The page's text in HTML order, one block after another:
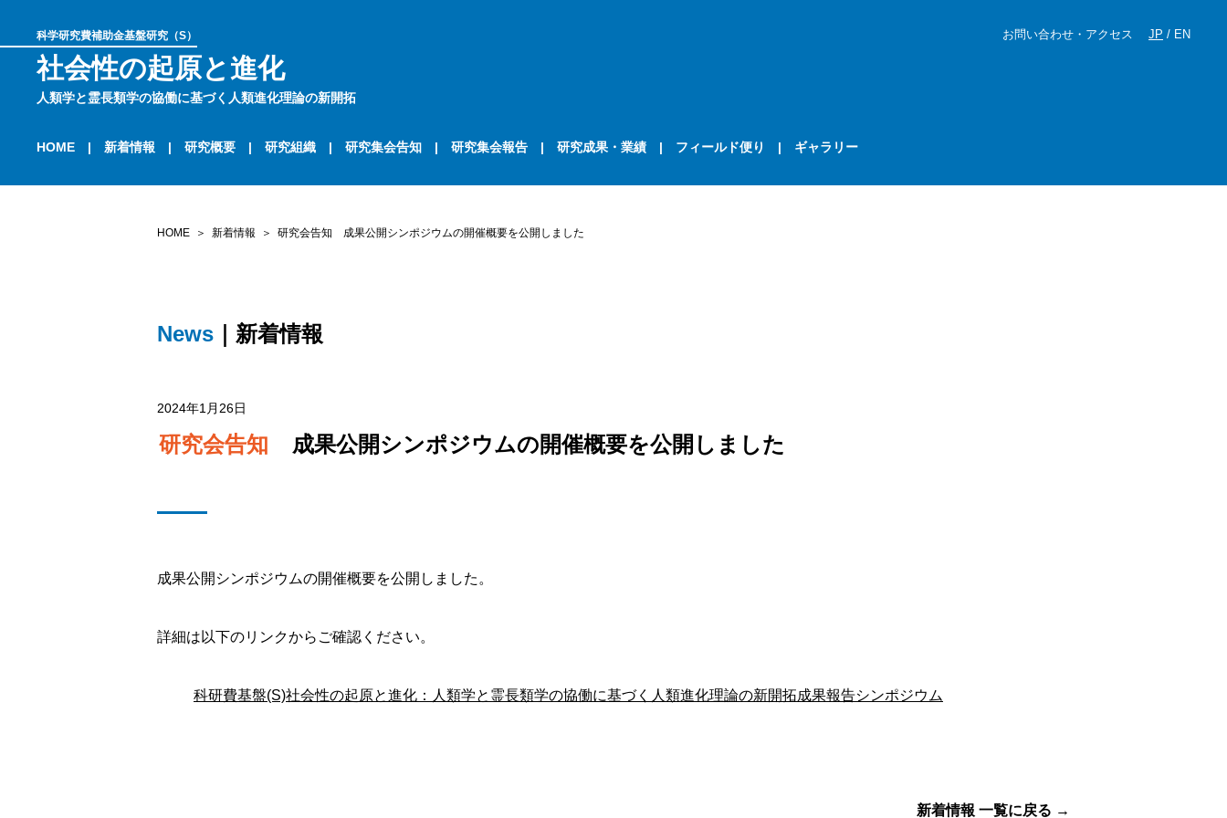
科学研究費補助金基盤研究（S）
社会性の起原と進化
人類学と霊長類学の協働に基づく人類進化理論の新開拓
HOME 新着情報 研究概要 研究組織 研究集会告知 研究集会報告 研究成果・業績 フィールド便り ギャラリー
お問い合わせ・アクセス JP / EN
HOME 新着情報 研究会告知 成果公開シンポジウムの開催概要を公開しました
News ｜新着情報
2024年1月26日
研究会告知 成果公開シンポジウムの開催概要を公開しました
成果公開シンポジウムの開催概要を公開しました。
詳細は以下のリンクからご確認ください。
科研費基盤(S)社会性の起原と進化：人類学と霊長類学の協働に基づく人類進化理論の新開拓成果報告シンポジウム
新着情報 一覧に戻る →